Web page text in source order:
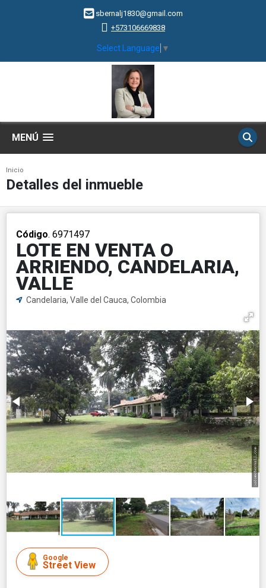
sbernalj1830@gmail.com
+573106669838
Select Language ▼
MENÚ
Inicio
Detalles del inmueble
Código. 6971497
LOTE EN VENTA O
ARRIENDO, CANDELARIA,
VALLE
Candelaria, Valle del Cauca, Colombia
Google
Street View